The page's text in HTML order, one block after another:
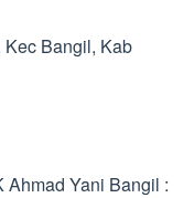
Kec Bangil, Kab
Ahmad Yani Bangil :